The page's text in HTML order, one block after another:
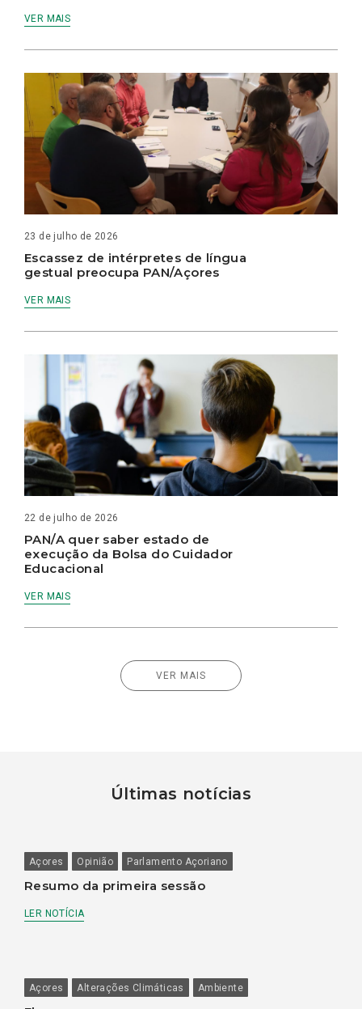
VER MAIS
23 de julho de 2026
Escassez de intérpretes de língua
gestual preocupa PAN/Açores
VER MAIS
22 de julho de 2026
PAN/A quer saber estado de
execução da Bolsa do Cuidador
Educacional
VER MAIS
VER MAIS
Últimas notícias
Açores Opinião Parlamento Açoriano
Resumo da primeira sessão
LER NOTÍCIA
Açores Alterações Climáticas Ambiente